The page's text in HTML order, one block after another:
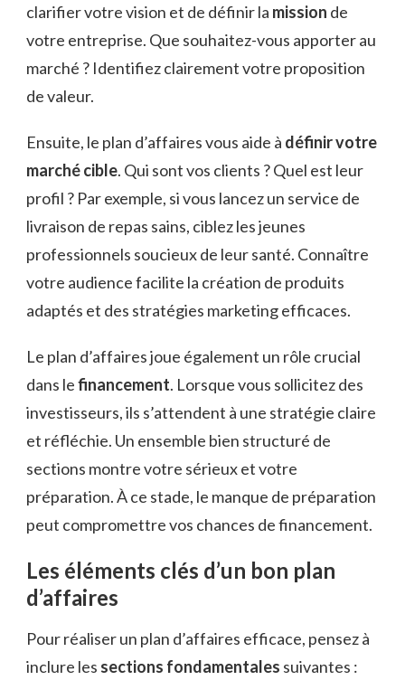
clarifier votre vision et de définir la mission de
votre entreprise. Que souhaitez-vous apporter au
marché ? Identifiez clairement votre proposition
de valeur.
Ensuite, le plan d’affaires vous aide à définir votre
marché cible. Qui sont vos clients ? Quel est leur
profil ? Par exemple, si vous lancez un service de
livraison de repas sains, ciblez les jeunes
professionnels soucieux de leur santé. Connaître
votre audience facilite la création de produits
adaptés et des stratégies marketing efficaces.
Le plan d’affaires joue également un rôle crucial
dans lefinancement. Lorsque vous sollicitez des
investisseurs, ils s’attendent à une stratégie claire
et réfléchie. Un ensemble bien structuré de
sections montre votre sérieux et votre
préparation. À ce stade, le manque de préparation
peut compromettre vos chances de financement.
Les éléments clés d’un bon plan
d’affaires
Pour réaliser un plan d’affaires efficace, pensez à
inclure les sections fondamentales suivantes :